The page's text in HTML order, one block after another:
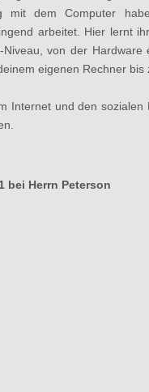
mit dem Computer
arbeitet. Hier lernt
von der
eigenen Rechner
Internet und den
bei Herrn Peterson